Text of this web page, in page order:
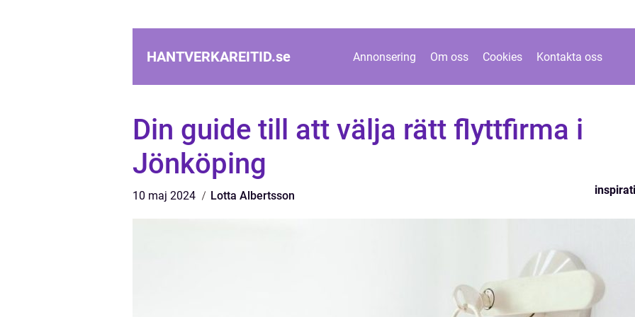
HANTVERKAREITID.se Annonsering Om oss Cookies Kontakta oss
Din guide till att välja rätt flyttfirma i
Jönköping
10 maj 2024 Lotta Albertsson